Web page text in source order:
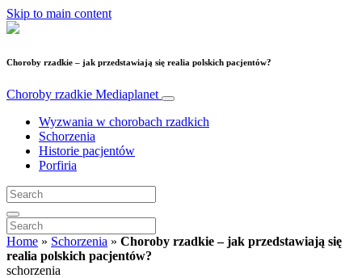
Skip to main content
Choroby rzadkie – jak przedstawiają się realia polskich pacjentów?
Choroby rzadkie Mediaplanet
Wyzwania w chorobach rzadkich
Schorzenia
Historie pacjentów
Porfiria
Home » Schorzenia » Choroby rzadkie – jak przedstawiają się
realia polskich pacjentów?
schorzenia